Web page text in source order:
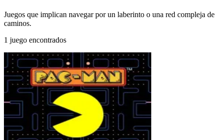
Juegos que implican navegar por un laberinto o una red compleja de
caminos.
1 juego encontrados